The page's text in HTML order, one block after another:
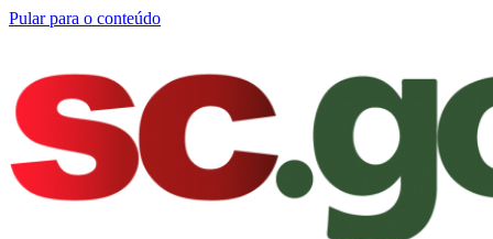
Pular para o conteúdo